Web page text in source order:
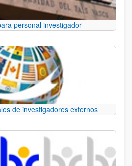
personal investigador
de investigadores externos